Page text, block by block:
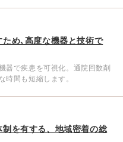
め､高度な機器と技術で
器で疾患を可視化。通院回数削
時間も短縮します。
を有する、地域密着の総